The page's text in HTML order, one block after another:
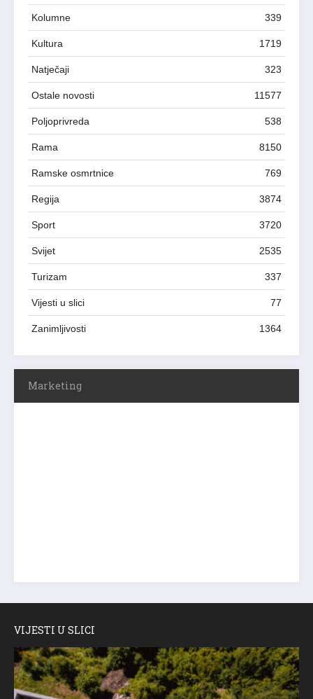
Kolumne 339
Kultura 1719
Natječaji 323
Ostale novosti 11577
Poljoprivreda 538
Rama 8150
Ramske osmrtnice 769
Regija 3874
Sport 3720
Svijet 2535
Turizam 337
Vijesti u slici 77
Zanimljivosti 1364
Marketing
VIJESTI U SLICI